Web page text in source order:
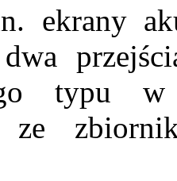
ekrany
typu
ze